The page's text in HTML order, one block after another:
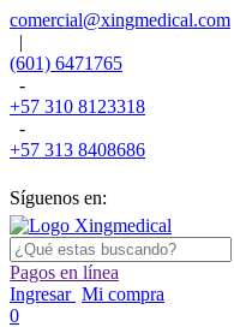
comercial@xingmedical.com
|
(601) 6471765
-
+57 310 8123318
-
+57 313 8408686
Síguenos en:
Pagos en línea
Ingresar Mi compra
0